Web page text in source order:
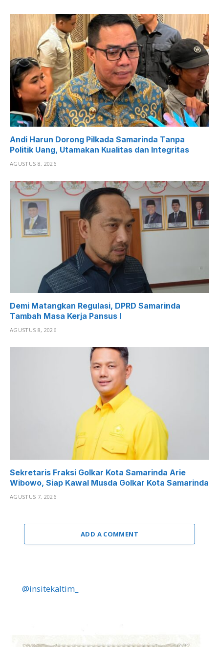
Andi Harun Dorong Pilkada Samarinda Tanpa
Politik Uang, Utamakan Kualitas dan Integritas
AGUSTUS 8, 2026
Demi Matangkan Regulasi, DPRD Samarinda
Tambah Masa Kerja Pansus I
AGUSTUS 8, 2026
Sekretaris Fraksi Golkar Kota Samarinda Arie
Wibowo, Siap Kawal Musda Golkar Kota Samarinda
AGUSTUS 7, 2026
ADD A COMMENT
@insitekaltim_